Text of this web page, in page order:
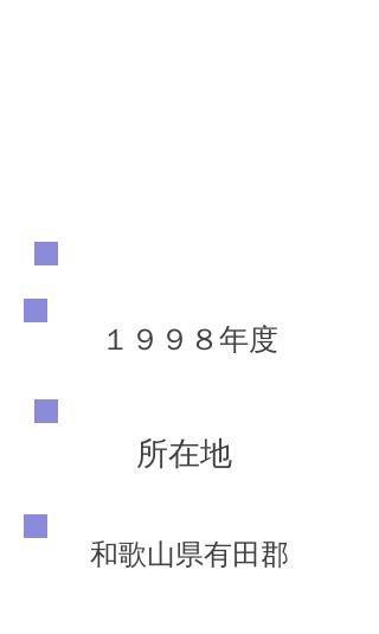
１９９８年度
所在地
和歌山県有田郡